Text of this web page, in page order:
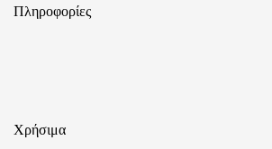
Πληροφορίες
Χρήσιμα